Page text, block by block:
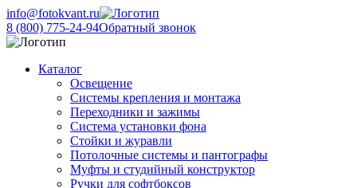
info@fotokvant.ru
8 (800) 775-24-94Обратный звонок
Каталог
Освещение
Системы крепления и монтажа
Переходники и зажимы
Система установки фона
Стойки и журавли
Потолочные системы и пантографы
Муфты и студийный конструктор
Ручки для софтбоксов